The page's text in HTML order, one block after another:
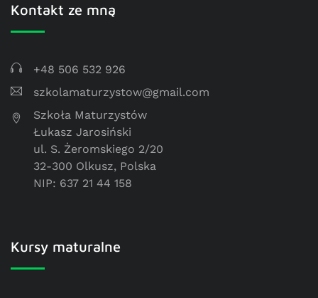
Kontakt ze mną
+48 506 532 926
szkolamaturzystow@gmail.com
Szkoła Maturzystów
Łukasz Jarosiński
ul. S. Żeromskiego 2/20
32-300 Olkusz, Polska
NIP: 637 21 44 158
Kursy maturalne